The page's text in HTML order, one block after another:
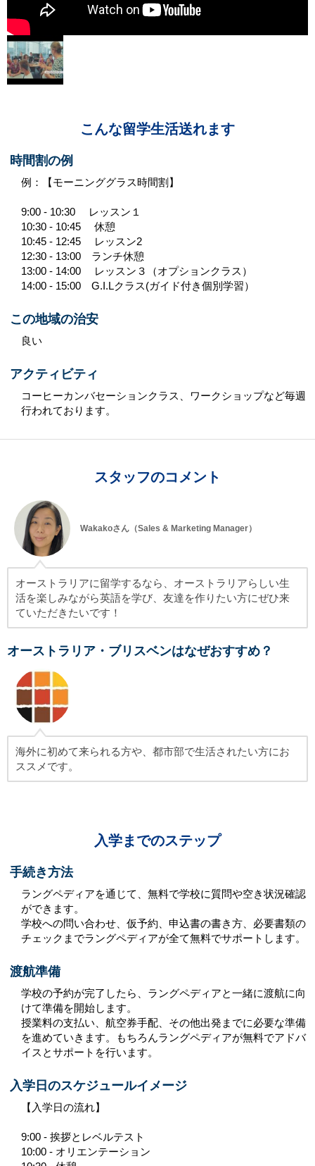
こんな留学生活送れます
時間割の例
例：【モーニンググラス時間割】
9:00 - 10:30 レッスン１
10:30 - 10:45 休憩
10:45 - 12:45 レッスン2
12:30 - 13:00 ランチ休憩
13:00 - 14:00 レッスン３（オプションクラス）
14:00 - 15:00 G.I.Lクラス(ガイド付き個別学習）
この地域の治安
良い
アクティビティ
コーヒーカンバセーションクラス、ワークショップなど毎週
行われております。
スタッフのコメント
Wakakoさん（Sales & Marketing Manager）
オーストラリアに留学するなら、オーストラリアらしい生
活を楽しみながら英語を学び、友達を作りたい方にぜひ来
ていただきたいです！
オーストラリア・ブリスベンはなぜおすすめ？
海外に初めて来られる方や、都市部で生活されたい方にお
ススメです。
入学までのステップ
手続き方法
ラングペディアを通じて、無料で学校に質問や空き状況確認
ができます。
学校への問い合わせ、仮予約、申込書の書き方、必要書類の
チェックまでラングペディアが全て無料でサポートします。
渡航準備
学校の予約が完了したら、ラングペディアと一緒に渡航に向
けて準備を開始します。
授業料の支払い、航空券手配、その他出発までに必要な準備
を進めていきます。もちろんラングペディアが無料でアドバ
イスとサポートを行います。
入学日のスケジュールイメージ
【入学日の流れ】
9:00 - 挨拶とレベルテスト
10:00 - オリエンテーション